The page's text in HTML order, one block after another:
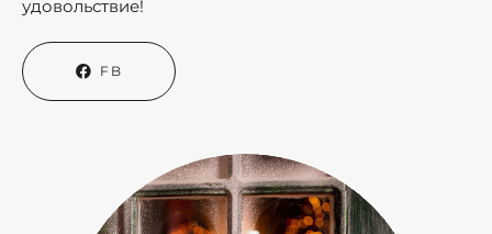
удовольствие!
FB